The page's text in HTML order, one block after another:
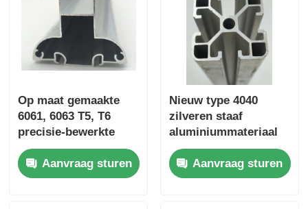
Op maat gemaakte
6061, 6063 T5, T6
precisie-bewerkte
speciaal gevormde
geëxtrudeerde
aluminium industriële
Aanvraag sturen
Nieuw type 4040
zilveren staaf
aluminiummateriaal
6063 T5 op maat
gemaakte
aluminiumprofielen in
Aanvraag sturen